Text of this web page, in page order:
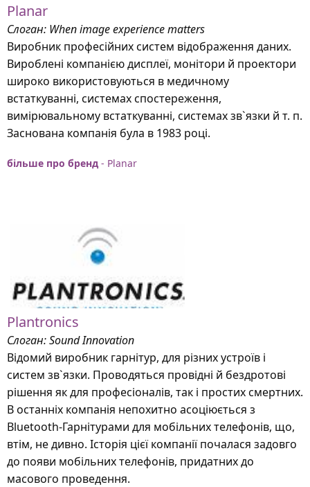
Planar
Слоган: When image experience matters
Виробник професійних систем відображення даних.
Вироблені компанією дисплеї, монітори й проектори
широко використовуються в медичному
встаткуванні, системах спостереження,
вимірювальному встаткуванні, системах зв`язки й т. п.
Заснована компанія була в 1983 році.
більше про бренд - Planar
Plantronics
Слоган: Sound Innovation
Відомий виробник гарнітур, для різних устроїв і
систем зв`язки. Проводяться провідні й бездротові
рішення як для професіоналів, так і простих смертних.
В останніх компанія непохитно асоціюється з
Bluetooth-Гарнітурами для мобільних телефонів, що,
втім, не дивно. Історія цієї компанії почалася задовго
до появи мобільних телефонів, придатних до
масового проведення.